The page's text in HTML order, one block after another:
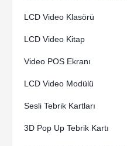
LCD Video Klasörü
LCD Video Kitap
Video POS Ekranı
LCD Video Modülü
Sesli Tebrik Kartları
3D Pop Up Tebrik Kartı